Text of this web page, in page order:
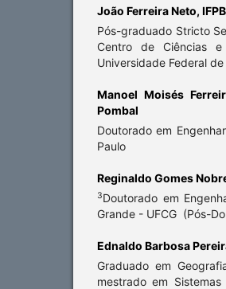
João Ferreira Neto,
Pós-graduado Stricto
Centro de Ciências e
Universidade Federal
Manoel Moisés
Pombal
Doutorado em
Paulo
Reginaldo Gomes
3Doutorado em
Grande - UFCG (Pós-
Ednaldo Barbosa
Graduado em
mestrado em